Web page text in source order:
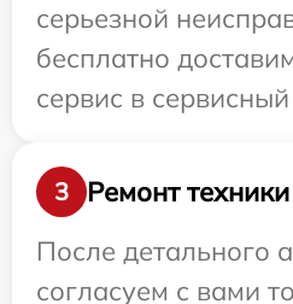
серьезной
бесплатно
сервис в
3
Ремонт техники
После детального
согласуем с вами